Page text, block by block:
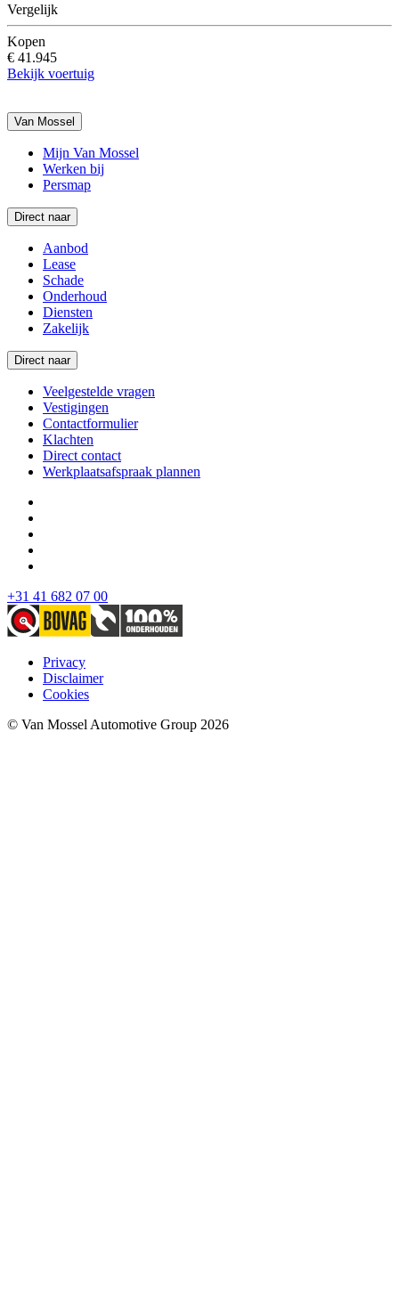
Vergelijk
Kopen
€ 41.945
Bekijk voertuig
Van Mossel
Mijn Van Mossel
Werken bij
Persmap
Direct naar
Aanbod
Lease
Schade
Onderhoud
Diensten
Zakelijk
Direct naar
Veelgestelde vragen
Vestigingen
Contactformulier
Klachten
Direct contact
Werkplaatsafspraak plannen
+31 41 682 07 00
Privacy
Disclaimer
Cookies
© Van Mossel Automotive Group 2026